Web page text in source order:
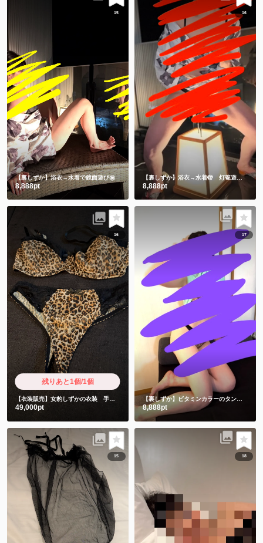
15
【裏しずか】浴衣→水着で鏡面遊び㊙️
8,888pt
16
【裏しずか】浴衣→水着🫣 灯篭遊び ギリ
8,888pt
16
残りあと1個/1個
【衣装販売】女豹しずかの衣装 手書きお手紙と限定ショート動画付き
49,000pt
17
【裏しずか】ビタミンカラーのタンクトップの下には女豹🐆🫣
8,888pt
15 18